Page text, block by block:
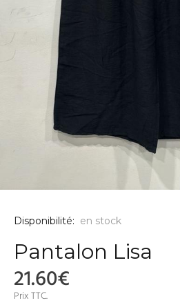
Disponibilité: en stock
Pantalon Lisa
21.60€
Prix TTC.